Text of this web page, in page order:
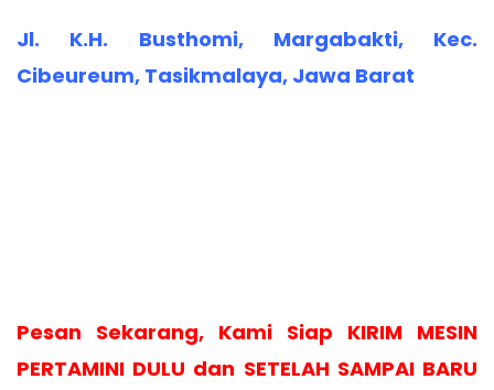
Jl. K.H. Busthomi, Margabakti, Kec.
Cibeureum, Tasikmalaya, Jawa Barat
Pesan Sekarang, Kami Siap KIRIM MESIN
PERTAMINI DULU dan SETELAH SAMPAI BARU